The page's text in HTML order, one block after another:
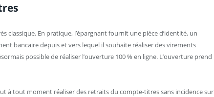
classique. En pratique, l’épargnant fournit une pièce d’identité, un
bancaire depuis et vers lequel il souhaite réaliser des virements
possible de réaliser l’ouverture 100 % en ligne. L’ouverture prend
à tout moment réaliser des retraits du compte-titres sans incidence sur